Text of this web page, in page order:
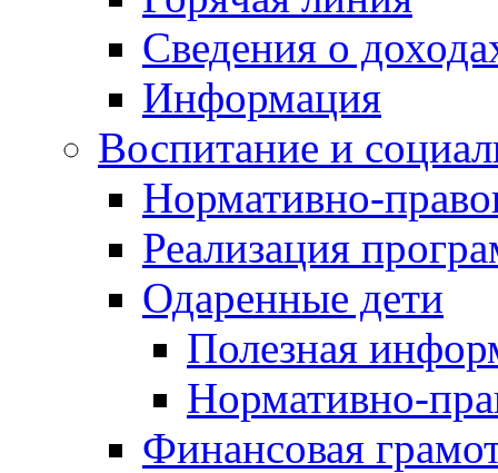
Сведения о
Информация
Воспитание и
Нормативно-
Реализация
Одаренные дети
Полезная
Нормативно-
Финансовая